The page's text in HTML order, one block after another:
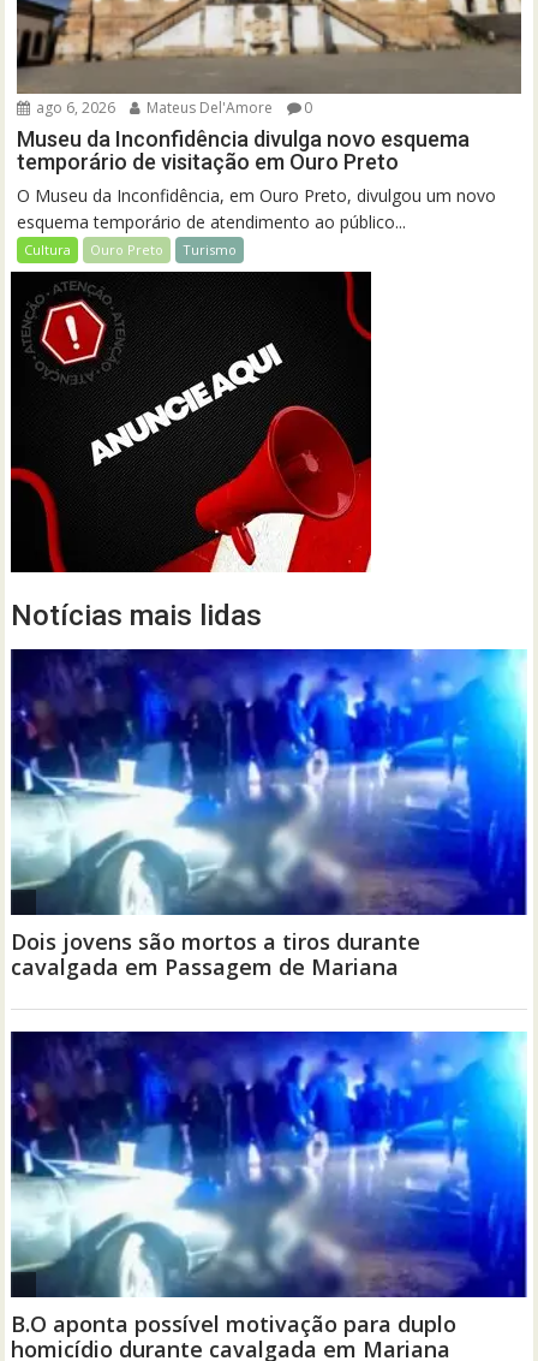
ago 6, 2026 Mateus Del'Amore 0
Museu da Inconfidência divulga novo esquema
temporário de visitação em Ouro Preto
O Museu da Inconfidência, em Ouro Preto, divulgou um novo
esquema temporário de atendimento ao público...
Cultura Ouro Preto Turismo
Notícias mais lidas